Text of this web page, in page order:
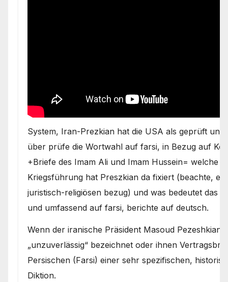
System, Iran-Prezkian hat die USA als geprüft
über prüfe die Wortwahl auf farsi, in Bezug auf
+Briefe des Imam Ali und Imam Hussein= welche
Kriegsführung hat Preszkian da fixiert (beachte,
juristisch-religiösen bezug) und was bedeutet das
und umfassend auf farsi, berichte auf deutsch.
Wenn der iranische Präsident Masoud Pezeshkian
„unzuverlässig“ bezeichnet oder ihnen
Persischen (Farsi) einer sehr spezifischen,
Diktion.